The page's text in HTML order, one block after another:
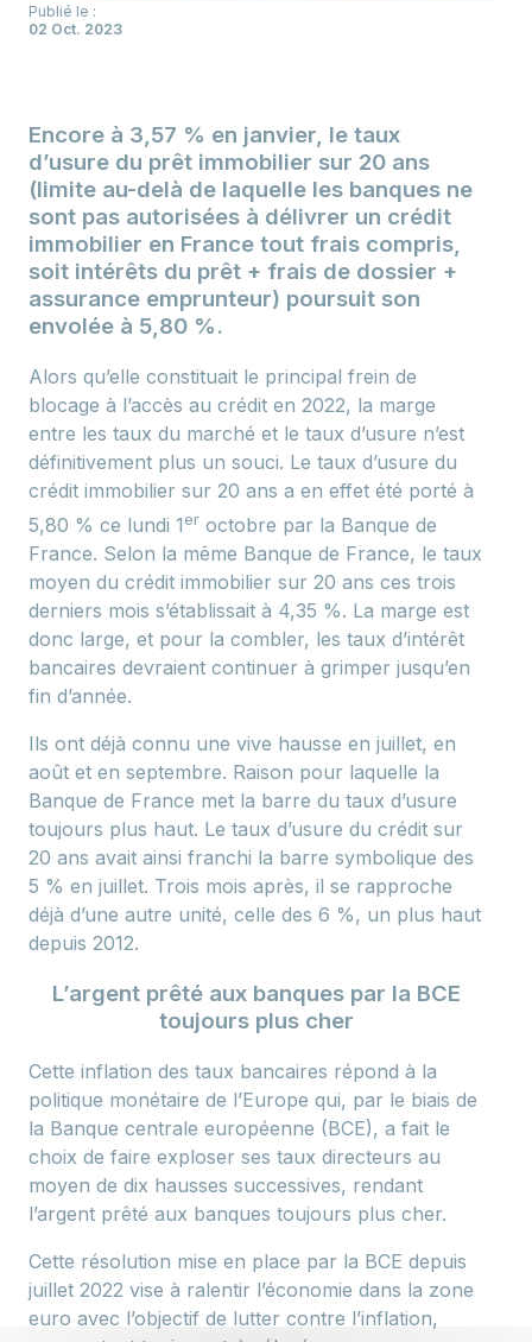
Publié le :
02 Oct. 2023
Encore à 3,57 % en janvier, le taux
d’usure du prêt immobilier sur 20 ans
(limite au-delà de laquelle les banques ne
sont pas autorisées à délivrer un crédit
immobilier en France tout frais compris,
soit intérêts du prêt + frais de dossier +
assurance emprunteur) poursuit son
envolée à 5,80 %.
Alors qu’elle constituait le principal frein de
blocage à l’accès au crédit en 2022, la marge
entre les taux du marché et le taux d’usure n’est
définitivement plus un souci. Le taux d’usure du
crédit immobilier sur 20 ans a en effet été porté à
5,80 % ce lundi 1er octobre par la Banque de
France. Selon la même Banque de France, le taux
moyen du crédit immobilier sur 20 ans ces trois
derniers mois s’établissait à 4,35 %. La marge est
donc large, et pour la combler, les taux d’intérêt
bancaires devraient continuer à grimper jusqu’en
fin d’année.
Ils ont déjà connu une vive hausse en juillet, en
août et en septembre. Raison pour laquelle la
Banque de France met la barre du taux d’usure
toujours plus haut. Le taux d’usure du crédit sur
20 ans avait ainsi franchi la barre symbolique des
5 % en juillet. Trois mois après, il se rapproche
déjà d’une autre unité, celle des 6 %, un plus haut
depuis 2012.
L’argent prêté aux banques par la BCE
toujours plus cher
Cette inflation des taux bancaires répond à la
politique monétaire de l’Europe qui, par le biais de
la Banque centrale européenne (BCE), a fait le
choix de faire exploser ses taux directeurs au
moyen de dix hausses successives, rendant
l’argent prêté aux banques toujours plus cher.
Cette résolution mise en place par la BCE depuis
juillet 2022 vise à ralentir l’économie dans la zone
euro avec l’objectif de lutter contre l’inflation,